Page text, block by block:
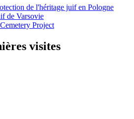
de l'héritage juif en Pologne
de Varsovie
Project
visites